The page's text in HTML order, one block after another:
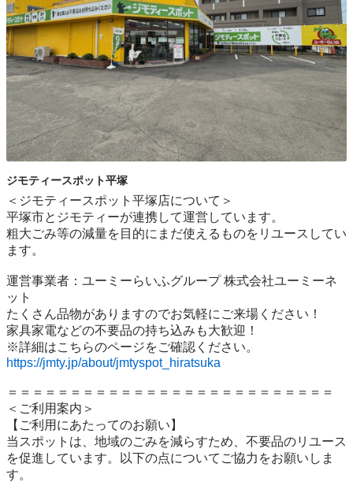
ジモティースポット平塚
＜ジモティースポット平塚店について＞
平塚市とジモティーが連携して運営しています。
粗⼤ごみ等の減量を⽬的にまだ使えるものをリユースしてい
ます。
運営事業者：ユーミーらいふグループ 株式会社ユーミーネ
ット
たくさん品物がありますのでお気軽にご来場ください！
家具家電などの不要品の持ち込みも大歓迎！
https://jmty.jp/about/jmtyspot_hiratsuka
＝＝＝＝＝＝＝＝＝＝＝＝＝＝＝＝＝＝＝＝＝＝＝＝＝＝
＜ご利用案内＞
【ご利用にあたってのお願い】
当スポットは、地域のごみを減らすため、不要品のリユース
を促進しています。以下の点についてご協力をお願いしま
す。